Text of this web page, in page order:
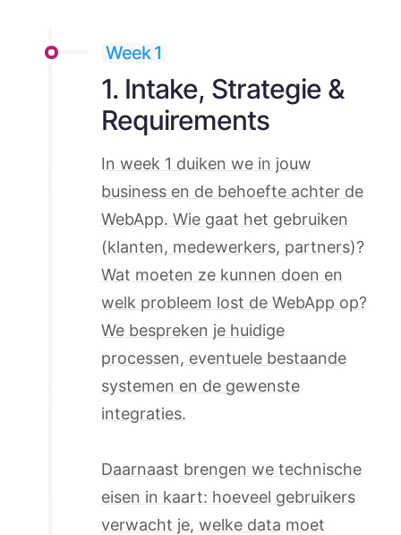
Week 1
1. Intake, Strategie &
Requirements
In week 1 duiken we in jouw
business en de behoefte achter de
WebApp. Wie gaat het gebruiken
(klanten, medewerkers, partners)?
Wat moeten ze kunnen doen en
welk probleem lost de WebApp op?
We bespreken je huidige
processen, eventuele bestaande
systemen en de gewenste
integraties.
Daarnaast brengen we technische
eisen in kaart: hoeveel gebruikers
verwacht je, welke data moet